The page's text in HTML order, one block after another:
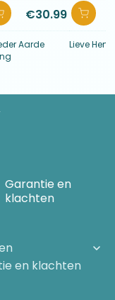
€30.99
Aarde
Lieve
Garantie en
klachten
en klachten